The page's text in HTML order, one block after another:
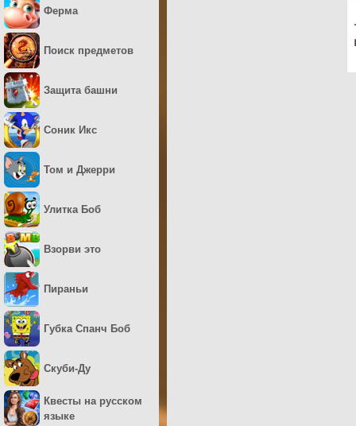
Ферма
Поиск предметов
Защита башни
Соник Икс
Том и Джерри
Улитка Боб
Взорви это
Пираньи
Губка Спанч Боб
Скуби-Ду
Квесты на русском
языке